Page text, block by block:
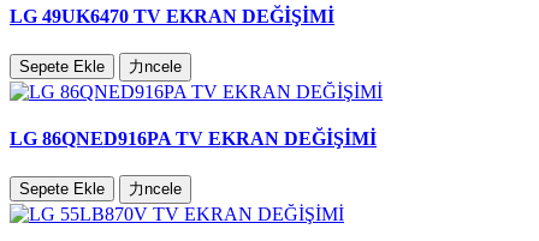
LG 49UK6470 TV EKRAN DEĞİŞİMİ
Sepete Ekle 力ncele
LG 86QNED916PA TV EKRAN DEĞİŞİMİ
Sepete Ekle 力ncele